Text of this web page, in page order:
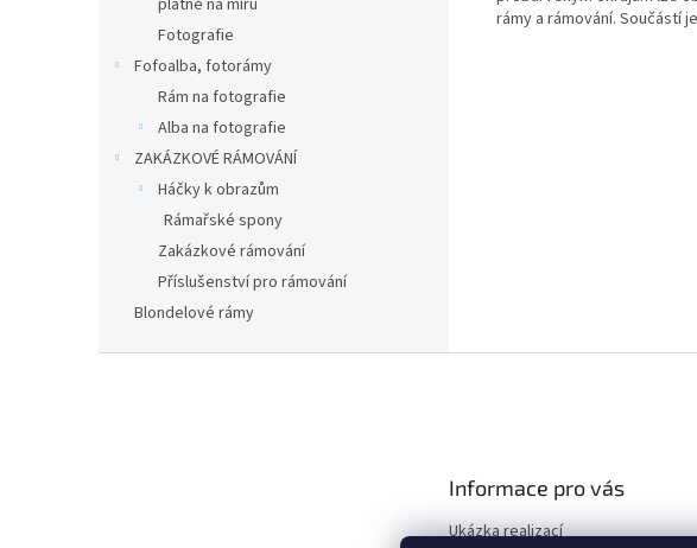
plátně na míru
Fotografie
Fofoalba, fotorámy
Rám na fotografie
Alba na fotografie
ZAKÁZKOVÉ RÁMOVÁNÍ
Háčky k obrazům
Rámařské spony
Zakázkové rámování
Příslušenství pro rámování
Blondelové rámy
rámy a rámování. Součástí
Informace pro vás
Ukázka realizací